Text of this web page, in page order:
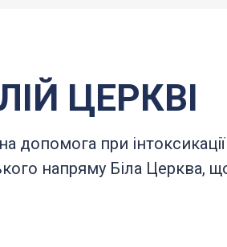
ЦЕРКВІ
допомога при
напряму Біла Церква,